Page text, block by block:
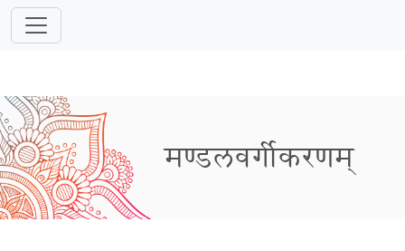
मण्डलवर्गीकरणम्